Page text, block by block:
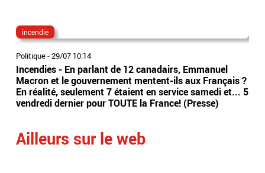
incendie
Politique-29/07 10:14
Incendies - En parlant de 12 canadairs, Emmanuel
Macron et le gouvernement mentent-ils aux Français ?
En réalité, seulement 7 étaient en service samedi et... 5
vendredi dernier pour TOUTE la France! (Presse)
Ailleurs sur le web